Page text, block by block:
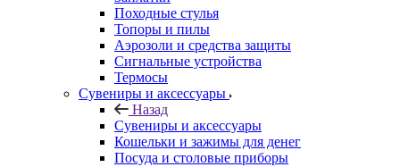
Походные стулья
Топоры и пилы
Аэрозоли и средства защиты
Сигнальные устройства
Термосы
Сувениры и аксессуары
Назад
Сувениры и аксессуары
Кошельки и зажимы для денег
Посуда и столовые приборы